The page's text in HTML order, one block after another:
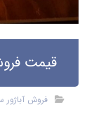
قیمت
فروش